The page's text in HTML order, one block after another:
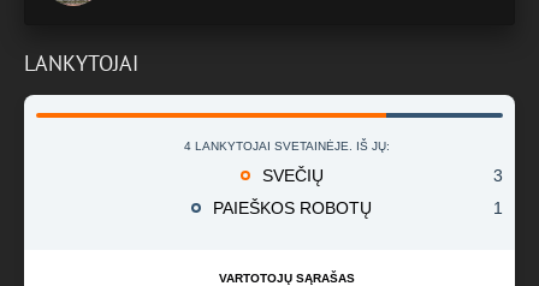
LANKYTOJAI
4 LANKYTOJAI SVETAINĖJE. IŠ JŲ:
SVEČIŲ
3
PAIEŠKOS ROBOTŲ
1
VARTOTOJŲ SĄRAŠAS